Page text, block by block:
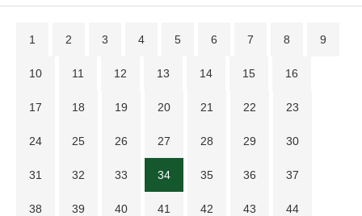
1 2 3 4 5 6 7 8 9
10 11 12 13 14 15 16
17 18 19 20 21 22 23
24 25 26 27 28 29 30
31 32 33 34 35 36 37
38 39 40 41 42 43 44